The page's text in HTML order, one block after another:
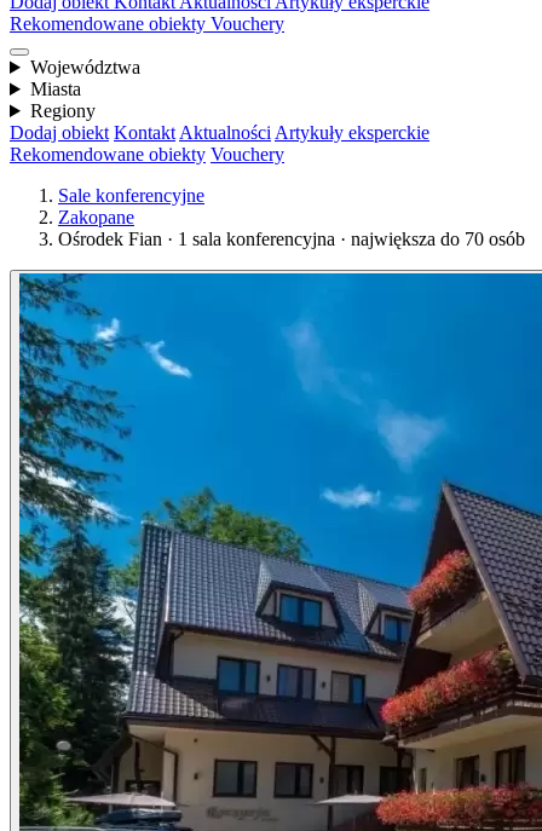
Rekomendowane obiekty Vouchery
Województwa
Miasta
Regiony
Dodaj obiekt Kontakt Aktualności Artykuły eksperckie
Rekomendowane obiekty Vouchery
Sale konferencyjne
Zakopane
Ośrodek Fian · 1 sala konferencyjna · największa do 70 osób